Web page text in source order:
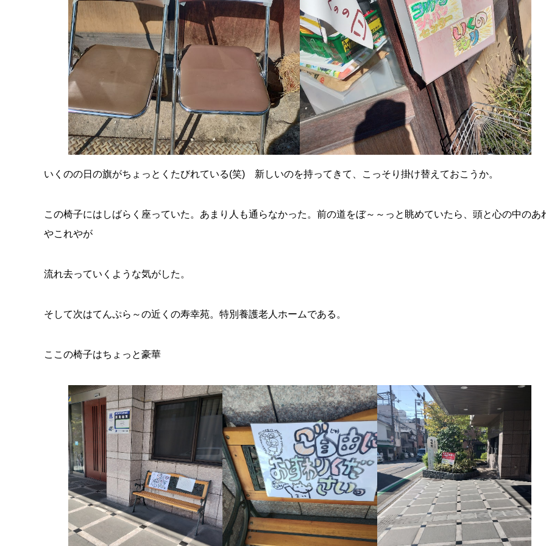
いくのの日の旗がちょっとくたびれている(笑) 新しいのを持ってきて、こっそり掛け替えておこうか。
この椅子にはしばらく座っていた。あまり人も通らなかった。前の道をぼ～～っと眺めていたら、頭と心の中のあ
やこれやが
流れ去っていくような気がした。
そして次はてんぷら～の近くの寿幸苑。特別養護老人ホームである。
ここの椅子はちょっと豪華